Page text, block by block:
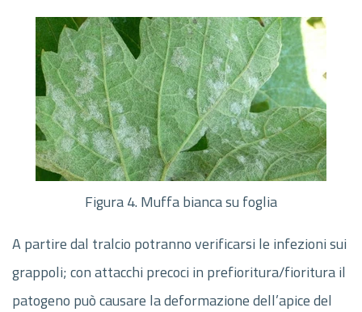
Figura 4. Muffa bianca su foglia
A partire dal tralcio potranno verificarsi le infezioni sui
grappoli; con attacchi precoci in prefioritura/fioritura il
patogeno può causare la deformazione dell’apice del